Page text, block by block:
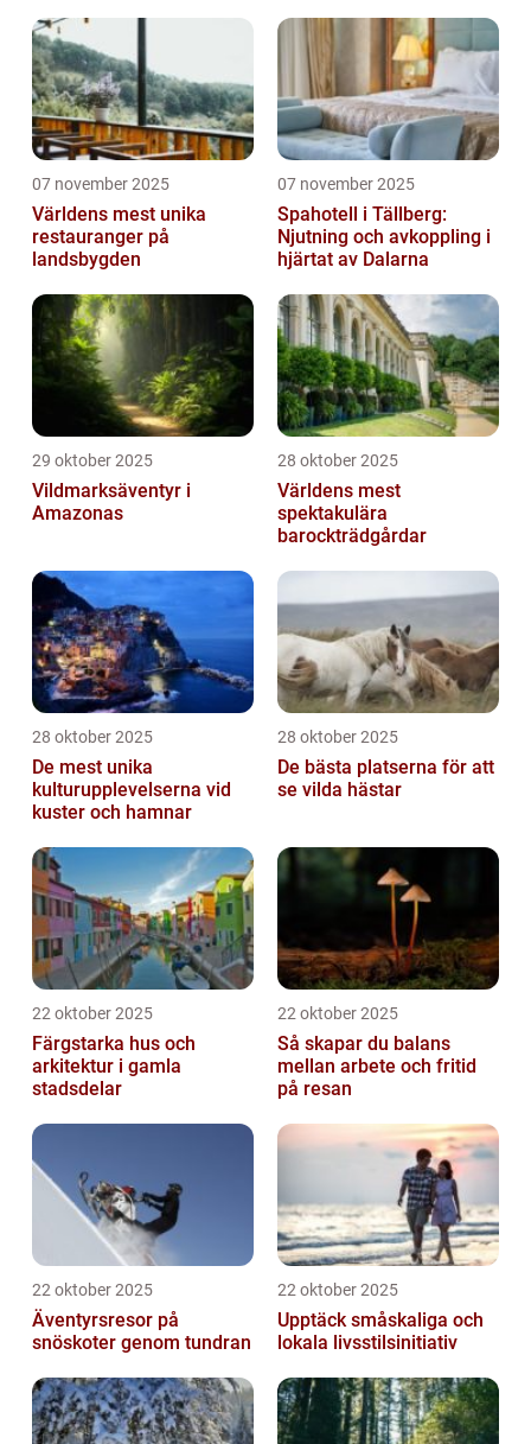
07 november 2025
Världens mest unika
restauranger på
landsbygden
07 november 2025
Spahotell i Tällberg:
Njutning och avkoppling i
hjärtat av Dalarna
29 oktober 2025
Vildmarksäventyr i
Amazonas
28 oktober 2025
Världens mest
spektakulära
barockträdgårdar
28 oktober 2025
De mest unika
kulturupplevelserna vid
kuster och hamnar
28 oktober 2025
De bästa platserna för att
se vilda hästar
22 oktober 2025
Färgstarka hus och
arkitektur i gamla
stadsdelar
22 oktober 2025
Så skapar du balans
mellan arbete och fritid
på resan
22 oktober 2025
Äventyrsresor på
snöskoter genom tundran
22 oktober 2025
Upptäck småskaliga och
lokala livsstilsinitiativ